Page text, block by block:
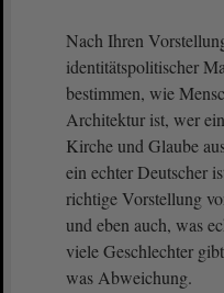
Nach Ihren
identitätspolitischer
bestimmen, wie
Architektur ist, wer
Kirche und Glaube
ein echter Deutscher
richtige Vorstellung
und eben auch, was
viele Geschlechter
was Abweichung.